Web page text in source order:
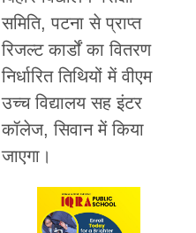
समिति, पटना से प्राप्त
रिजल्ट कार्डों का वितरण
निर्धारित तिथियों में वीएम
उच्च विद्यालय सह इंटर
कॉलेज, सिवान में किया
जाएगा।